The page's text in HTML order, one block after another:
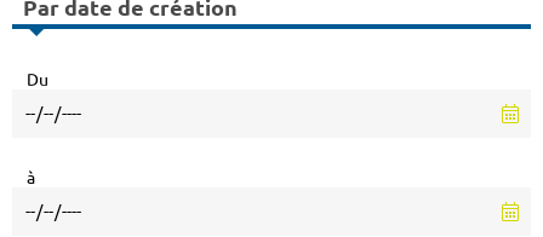
Par date de création
Du
à